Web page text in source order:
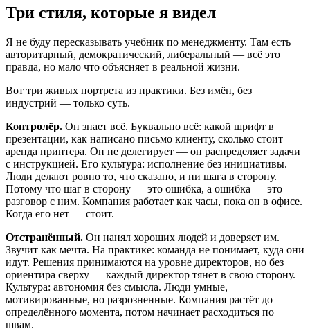
Три стиля, которые я видел
Я не буду пересказывать учебник по менеджменту. Там есть
авторитарный, демократический, либеральный — всё это
правда, но мало что объясняет в реальной жизни.
Вот три живых портрета из практики. Без имён, без
индустрий — только суть.
Контролёр. Он знает всё. Буквально всё: какой шрифт в
презентации, как написано письмо клиенту, сколько стоит
аренда принтера. Он не делегирует — он распределяет задачи
с инструкцией. Его культура: исполнение без инициативы.
Люди делают ровно то, что сказано, и ни шага в сторону.
Потому что шаг в сторону — это ошибка, а ошибка — это
разговор с ним. Компания работает как часы, пока он в офисе.
Когда его нет — стоит.
Отстранённый. Он нанял хороших людей и доверяет им.
Звучит как мечта. На практике: команда не понимает, куда они
идут. Решения принимаются на уровне директоров, но без
ориентира сверху — каждый директор тянет в свою сторону.
Культура: автономия без смысла. Люди умные,
мотивированные, но разрозненные. Компания растёт до
определённого момента, потом начинает расходиться по
швам.